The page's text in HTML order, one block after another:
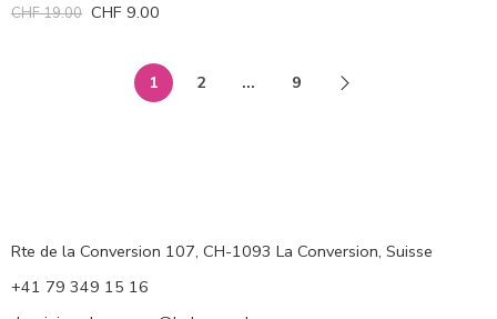
CHF19.00 CHF 9.00
1 2 … 9
Rte de la Conversion 107, CH-1093 La Conversion, Suisse
+41 79 349 15 16